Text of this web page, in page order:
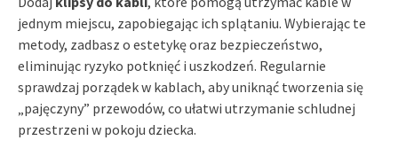
jednym miejscu, zapobiegając ich splątaniu. Wybierając te
metody, zadbasz o estetykę oraz bezpieczeństwo,
eliminując ryzyko potknięć i uszkodzeń. Regularnie
sprawdzaj porządek w kablach, aby uniknąć tworzenia się
„pajęczyny” przewodów, co ułatwi utrzymanie schludnej
przestrzeni w pokoju dziecka.